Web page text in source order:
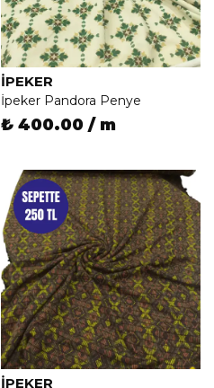
İPEKER
İpeker Pandora Penye
₺ 400.00 / m
İPEKER